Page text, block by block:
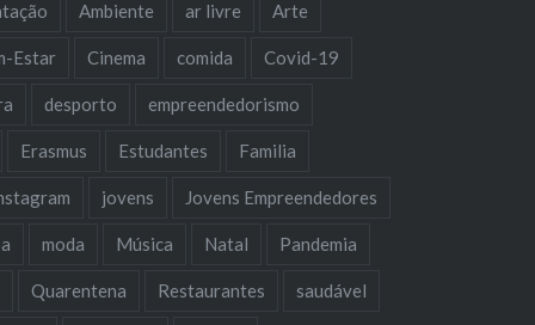
Ambiente ar livre Arte
Estar Cinema comida Covid-19
desporto empreendedorismo
Erasmus Estudantes Familia
jovens Jovens Empreendedores
moda Música Natal Pandemia
Quarentena Restaurantes saudável